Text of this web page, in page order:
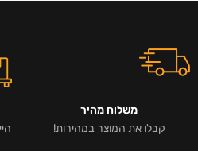
משלוח מהיר
קבלו את המוצר במהירות!